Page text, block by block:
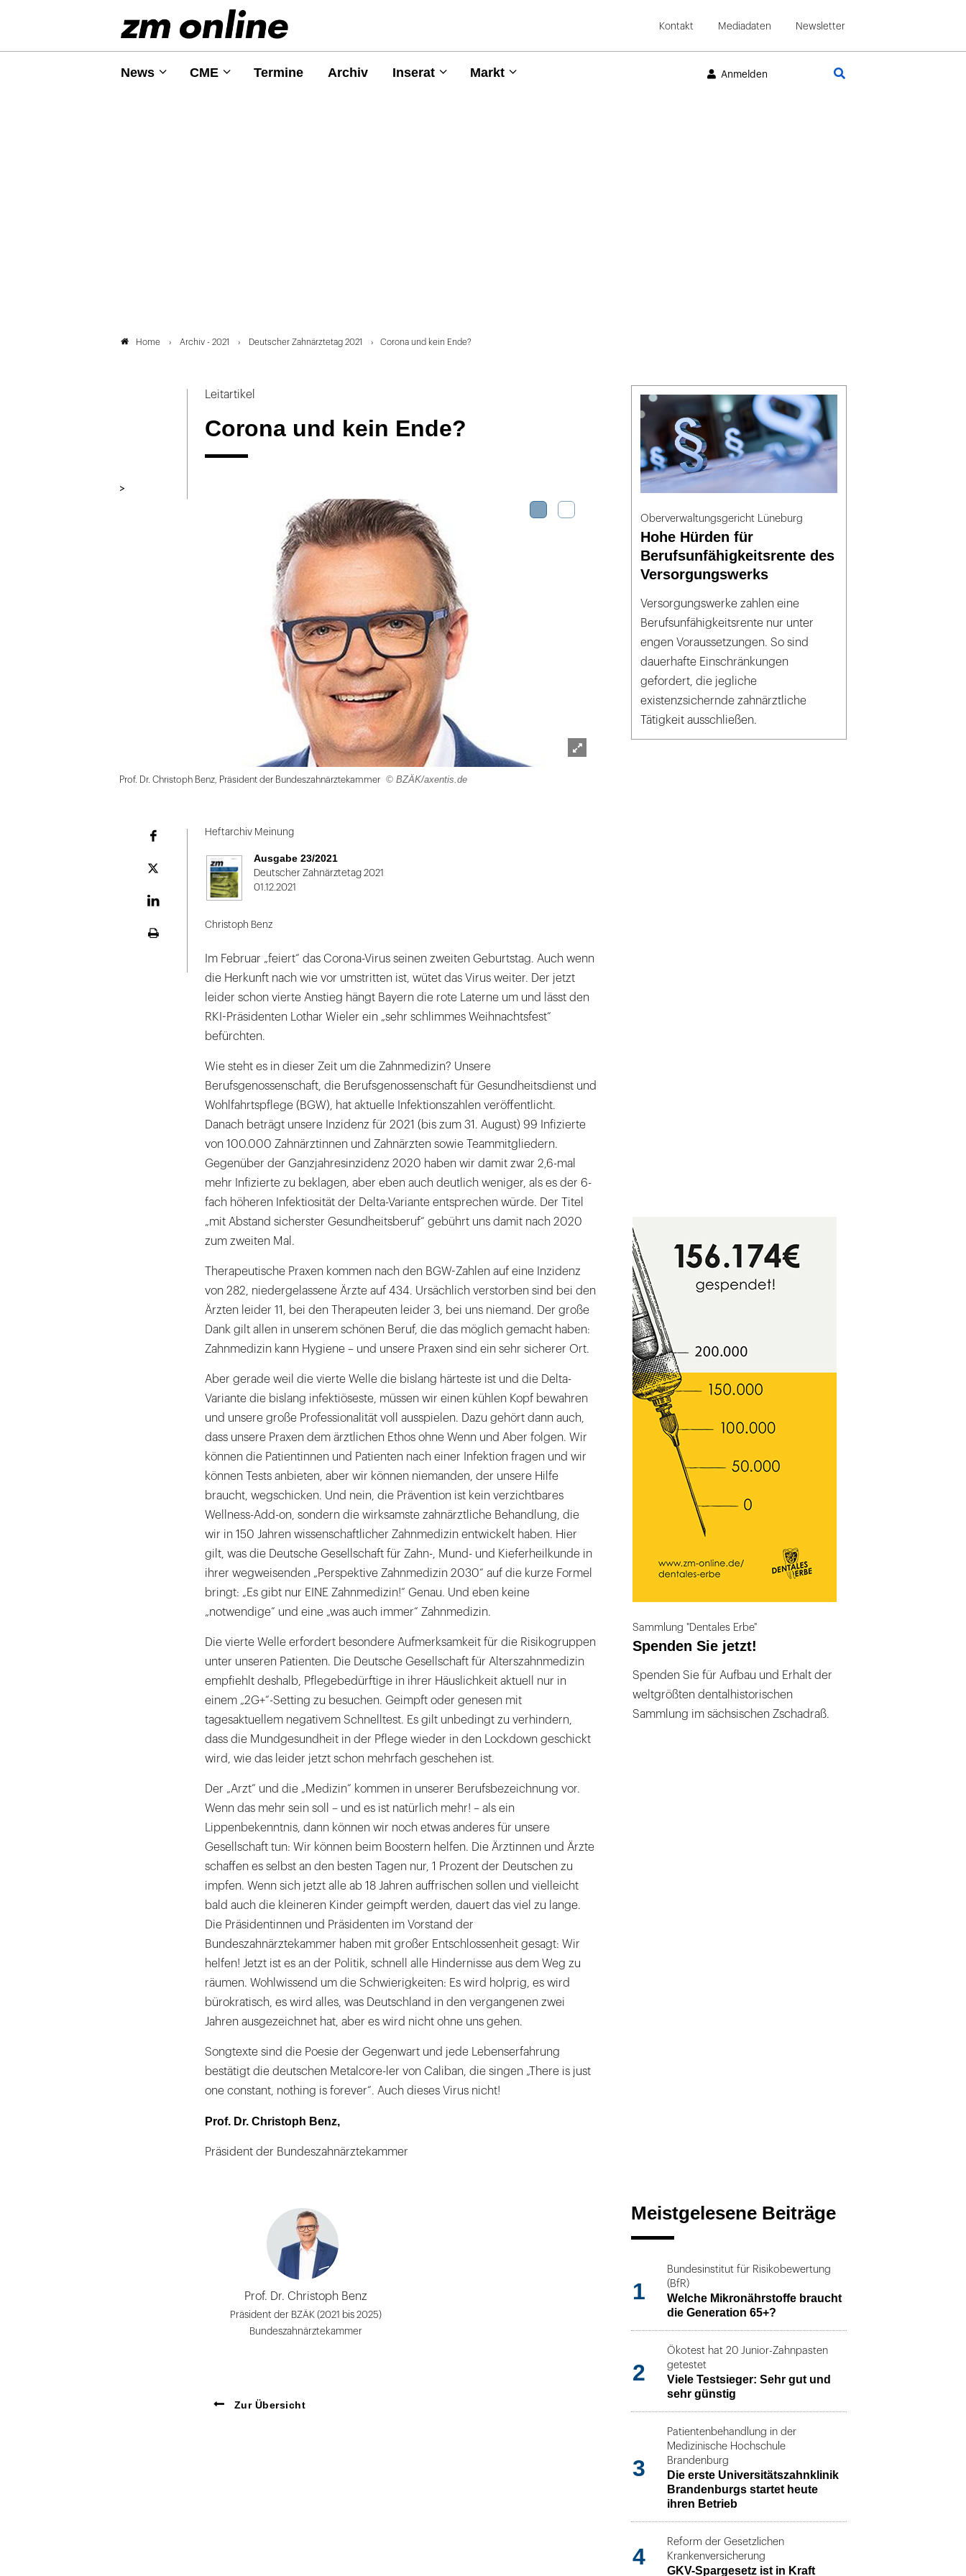
Kontakt Mediadaten Newsletter
News CME Termine Archiv Inserat Markt Anmelden
Home Archiv - 2021 Deutscher Zahnärztetag 2021 Corona und kein Ende?
Leitartikel
Corona und kein Ende?
>
Prof. Dr. Christoph Benz, Präsident der Bundeszahnärztekammer © BZÄK/axentis.de
Plattform
Heftarchiv Meinung
Ausgabe 23/2021
Deutscher Zahnärztetag 2021
01.12.2021
Christoph Benz
Im Februar „feiert“ das Corona-Virus seinen zweiten Geburtstag. Auch wenn
die Herkunft nach wie vor umstritten ist, wütet das Virus weiter. Der jetzt
leider schon vierte Anstieg hängt Bayern die rote Laterne um und lässt den
RKI-Präsidenten Lothar Wieler ein „sehr schlimmes Weihnachtsfest“
befürchten.
Wie steht es in dieser Zeit um die Zahnmedizin? Unsere
Berufsgenossenschaft, die Berufsgenossenschaft für Gesundheitsdienst und
Wohlfahrtspflege (BGW), hat aktuelle Infektionszahlen veröffentlicht.
Danach beträgt unsere Inzidenz für 2021 (bis zum 31. August) 99 Infizierte
von 100.000 Zahnärztinnen und Zahnärzten sowie Teammitgliedern.
Gegenüber der Ganzjahresinzidenz 2020 haben wir damit zwar 2,6-mal
mehr Infizierte zu beklagen, aber eben auch deutlich weniger, als es der 6-
fach höheren Infektiosität der Delta-Variante entsprechen würde. Der Titel
„mit Abstand sicherster Gesundheitsberuf“ gebührt uns damit nach 2020
zum zweiten Mal.
Therapeutische Praxen kommen nach den BGW-Zahlen auf eine Inzidenz
von 282, niedergelassene Ärzte auf 434. Ursächlich verstorben sind bei den
Ärzten leider 11, bei den Therapeuten leider 3, bei uns niemand. Der große
Dank gilt allen in unserem schönen Beruf, die das möglich gemacht haben:
Zahnmedizin kann Hygiene – und unsere Praxen sind ein sehr sicherer Ort.
Aber gerade weil die vierte Welle die bislang härteste ist und die Delta-
Variante die bislang infektiöseste, müssen wir einen kühlen Kopf bewahren
und unsere große Professionalität voll ausspielen. Dazu gehört dann auch,
dass unsere Praxen dem ärztlichen Ethos ohne Wenn und Aber folgen. Wir
können die Patientinnen und Patienten nach einer Infektion fragen und wir
können Tests anbieten, aber wir können niemanden, der unsere Hilfe
braucht, wegschicken. Und nein, die Prävention ist kein verzichtbares
Wellness-Add-on, sondern die wirksamste zahnärztliche Behandlung, die
wir in 150 Jahren wissenschaftlicher Zahnmedizin entwickelt haben. Hier
gilt, was die Deutsche Gesellschaft für Zahn-, Mund- und Kieferheilkunde in
ihrer wegweisenden „Perspektive Zahnmedizin 2030“ auf die kurze Formel
bringt: „Es gibt nur EINE Zahnmedizin!“ Genau. Und eben keine
„notwendige“ und eine „was auch immer“ Zahnmedizin.
Die vierte Welle erfordert besondere Aufmerksamkeit für die Risikogruppen
unter unseren Patienten. Die Deutsche Gesellschaft für Alterszahnmedizin
empfiehlt deshalb, Pflegebedürftige in ihrer Häuslichkeit aktuell nur in
einem „2G+“-Setting zu besuchen. Geimpft oder genesen mit
tagesaktuellem negativem Schnelltest. Es gilt unbedingt zu verhindern,
dass die Mundgesundheit in der Pflege wieder in den Lockdown geschickt
wird, wie das leider jetzt schon mehrfach geschehen ist.
Der „Arzt“ und die „Medizin“ kommen in unserer Berufsbezeichnung vor.
Wenn das mehr sein soll – und es ist natürlich mehr! – als ein
Lippenbekenntnis, dann können wir noch etwas anderes für unsere
Gesellschaft tun: Wir können beim Boostern helfen. Die Ärztinnen und Ärzte
schaffen es selbst an den besten Tagen nur, 1 Prozent der Deutschen zu
impfen. Wenn sich jetzt alle ab 18 Jahren auffrischen sollen und vielleicht
bald auch die kleineren Kinder geimpft werden, dauert das viel zu lange.
Die Präsidentinnen und Präsidenten im Vorstand der
Bundeszahnärztekammer haben mit großer Entschlossenheit gesagt: Wir
helfen! Jetzt ist es an der Politik, schnell alle Hindernisse aus dem Weg zu
räumen. Wohlwissend um die Schwierigkeiten: Es wird holprig, es wird
bürokratisch, es wird alles, was Deutschland in den vergangenen zwei
Jahren ausgezeichnet hat, aber es wird nicht ohne uns gehen.
Songtexte sind die Poesie der Gegenwart und jede Lebenserfahrung
bestätigt die deutschen Metalcore-ler von Caliban, die singen „There is just
one constant, nothing is forever“. Auch dieses Virus nicht!
Prof. Dr. Christoph Benz,
Präsident der Bundeszahnärztekammer
Prof. Dr. Christoph Benz
Präsident der BZÄK (2021 bis 2025)
Bundeszahnärztekammer
Zur Übersicht
Oberverwaltungsgericht Lüneburg
Hohe Hürden für
Berufsunfähigkeitsrente des
Versorgungswerks
Versorgungswerke zahlen eine
Berufsunfähigkeitsrente nur unter
engen Voraussetzungen. So sind
dauerhafte Einschränkungen
gefordert, die jegliche
existenzsichernde zahnärztliche
Tätigkeit ausschließen.
Sammlung "Dentales Erbe"
Spenden Sie jetzt!
Spenden Sie für Aufbau und Erhalt der
weltgrößten dentalhistorischen
Sammlung im sächsischen Zschadraß.
Meistgelesene Beiträge
1
Bundesinstitut für Risikobewertung
(BfR)
Welche Mikronährstoffe braucht
die Generation 65+?
2
Ökotest hat 20 Junior-Zahnpasten
getestet
Viele Testsieger: Sehr gut und
sehr günstig
3
Patientenbehandlung in der
Medizinische Hochschule
Brandenburg
Die erste Universitätszahnklinik
Brandenburgs startet heute
ihren Betrieb
4
Reform der Gesetzlichen
Krankenversicherung
GKV-Spargesetz ist in Kraft